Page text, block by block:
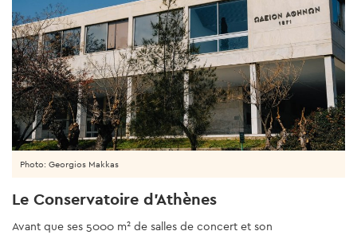
Photo: Georgios Makkas
Le Conservatoire d'Athènes
Avant que ses 5000 m² de salles de concert et son